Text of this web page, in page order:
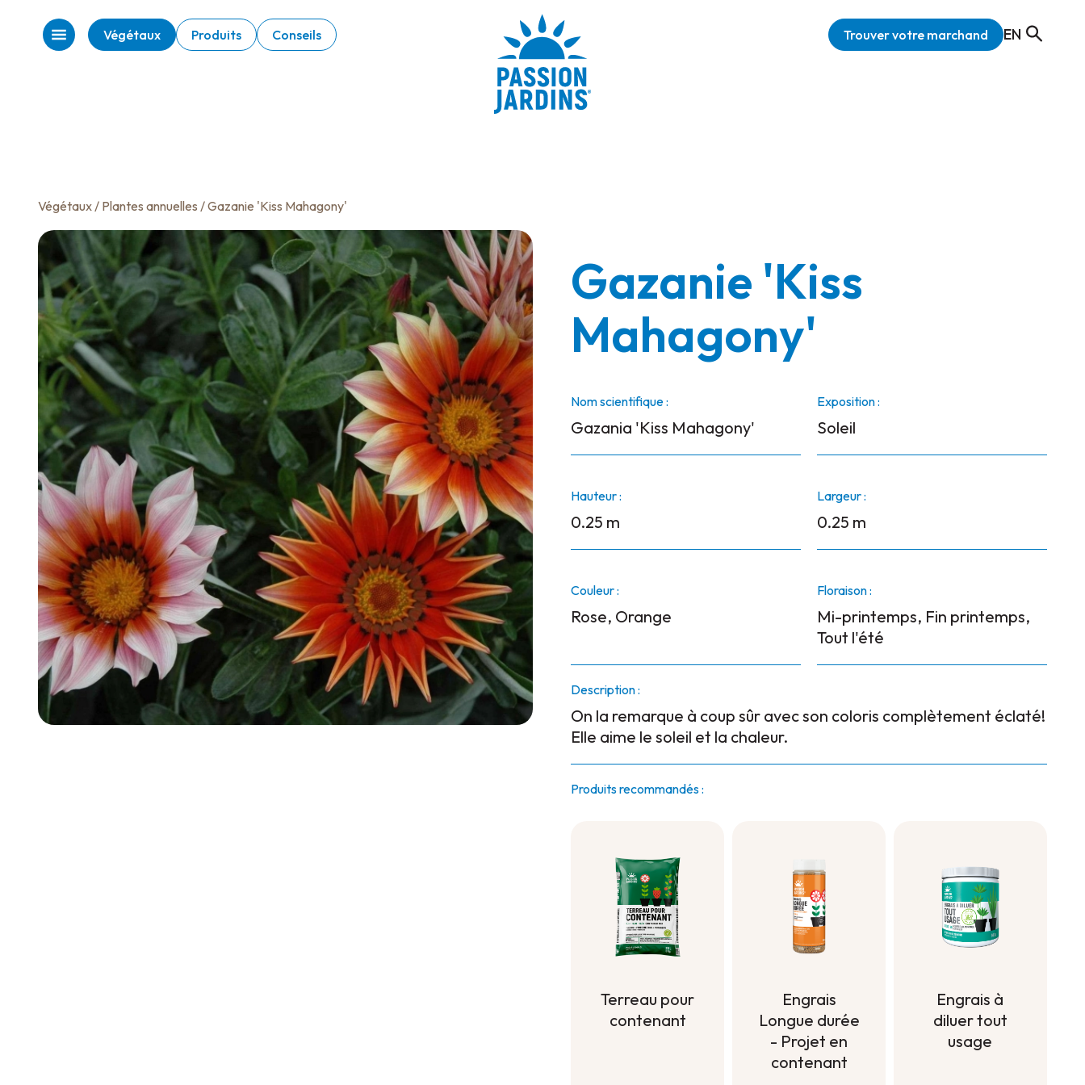
Végétaux Produits Conseils Trouver votre marchand EN
Végétaux/ Plantes annuelles / Gazanie 'Kiss Mahagony'
Gazanie 'Kiss
Mahagony'
Nom scientifique :
Gazania 'Kiss Mahagony'
Exposition :
Soleil
Hauteur :
0.25 m
Largeur :
0.25 m
Couleur :
Rose, Orange
Floraison :
Mi-printemps, Fin printemps,
Tout l'été
Description :
On la remarque à coup sûr avec son coloris complètement éclaté!
Elle aime le soleil et la chaleur.
Produits recommandés :
Terreau pour
contenant
Engrais
Longue durée
- Projet en
contenant
Engrais à
diluer tout
usage